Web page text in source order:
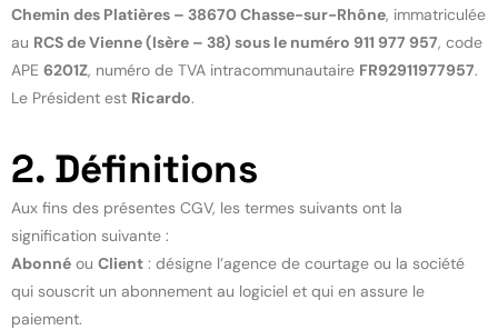
Chemin des Platières – 38670 Chasse-sur-Rhône, immatriculée
au RCS de Vienne (Isère – 38) sous le numéro 911 977 957, code
APE 6201Z, numéro de TVA intracommunautaire FR92911977957.
Le Président est Ricardo.
2. Définitions
Aux fins des présentes CGV, les termes suivants ont la
signification suivante :
Abonné ou Client : désigne l’agence de courtage ou la société
qui souscrit un abonnement au logiciel et qui en assure le
paiement.